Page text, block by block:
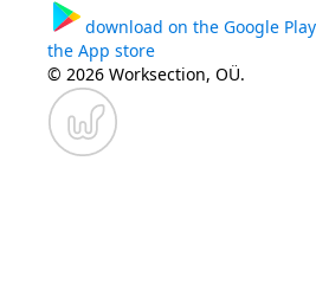
download on the Google Play
the App store
© 2026 Worksection, OÜ.